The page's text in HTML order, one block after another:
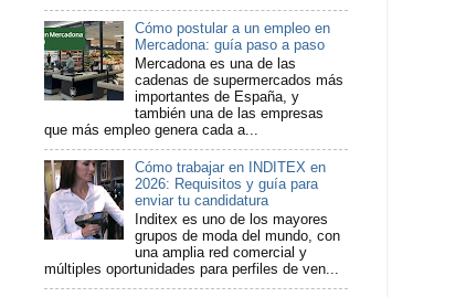
Cómo postular a un empleo en
Mercadona: guía paso a paso
Mercadona es una de las
cadenas de supermercados más
importantes de España, y
también una de las empresas
que más empleo genera cada a...
Cómo trabajar en INDITEX en
2026: Requisitos y guía para
enviar tu candidatura
Inditex es uno de los mayores
grupos de moda del mundo, con
una amplia red comercial y
múltiples oportunidades para perfiles de ven...